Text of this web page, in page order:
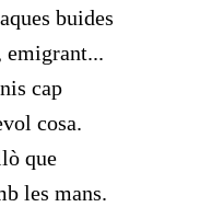
buides
emigrant...
cap
cosa.
que
les mans.